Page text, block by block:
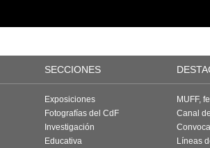
SECCIONES
Exposiciones
Fotografías del CdF
Investigación
Educativa
MUFF,
Canal
Líneas